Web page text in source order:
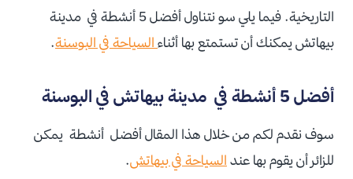
التاريخية. فيما يلي سو نتناول أفضل 5 أنشطة في مدينة
بيهاتش يمكنك أن تستمتع بها أثناء السياحة في البوسنة.
أفضل 5 أنشطة في مدينة بيهاتش في البوسنة
سوف نقدم لكم من خلال هذا المقال أفضل أنشطة يمكن
للزائر أن يقوم بها عند السياحة في بيهاتش.